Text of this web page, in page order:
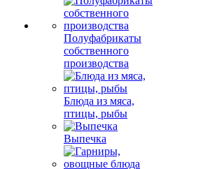
Полуфабрикаты
собственного
производства
Блюда из мяса,
птицы, рыбы
Выпечка